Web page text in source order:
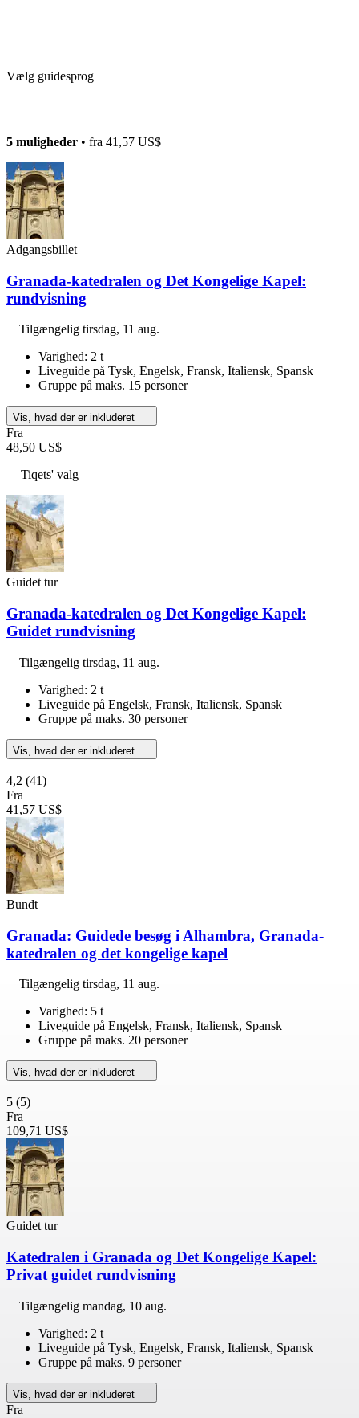
Vælg guidesprog
5 muligheder • fra 41,57 US$
Adgangsbillet
Granada-katedralen og Det Kongelige Kapel:
rundvisning
Tilgængelig tirsdag, 11 aug.
Varighed: 2 t
Liveguide på Tysk, Engelsk, Fransk, Italiensk, Spansk
Gruppe på maks. 15 personer
Vis, hvad der er inkluderet
Fra
48,50 US$
Tiqets' valg
Guidet tur
Granada-katedralen og Det Kongelige Kapel:
Guidet rundvisning
Tilgængelig tirsdag, 11 aug.
Varighed: 2 t
Liveguide på Engelsk, Fransk, Italiensk, Spansk
Gruppe på maks. 30 personer
Vis, hvad der er inkluderet
4,2 (41)
Fra
41,57 US$
Bundt
Granada: Guidede besøg i Alhambra, Granada-
katedralen og det kongelige kapel
Tilgængelig tirsdag, 11 aug.
Varighed: 5 t
Liveguide på Engelsk, Fransk, Italiensk, Spansk
Gruppe på maks. 20 personer
Vis, hvad der er inkluderet
5 (5)
Fra
109,71 US$
Guidet tur
Katedralen i Granada og Det Kongelige Kapel:
Privat guidet rundvisning
Tilgængelig mandag, 10 aug.
Varighed: 2 t
Liveguide på Tysk, Engelsk, Fransk, Italiensk, Spansk
Gruppe på maks. 9 personer
Vis, hvad der er inkluderet
Fra